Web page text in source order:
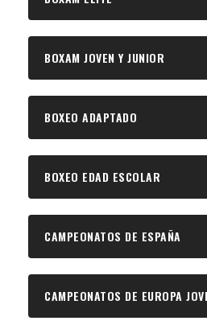
BOXAM JOVEN Y JUNIOR
BOXEO ADAPTADO
BOXEO EDAD ESCOLAR
CAMPEONATOS DE ESPAÑA
CAMPEONATOS DE EUROPA